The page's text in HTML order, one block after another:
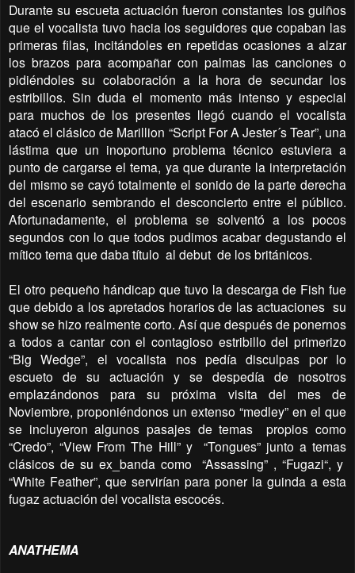
Durante su escueta actuación fueron constantes los guiños
que el vocalista tuvo hacia los seguidores que copaban las
primeras filas, incitándoles en repetidas ocasiones a alzar
los brazos para acompañar con palmas las canciones o
pidiéndoles su colaboración a la hora de secundar los
estribillos. Sin duda el momento más intenso y especial
para muchos de los presentes llegó cuando el vocalista
atacó el clásico de Marillion “Script For A Jester´s Tear”, una
lástima que un inoportuno problema técnico estuviera a
punto de cargarse el tema, ya que durante la interpretación
del mismo se cayó totalmente el sonido de la parte derecha
del escenario sembrando el desconcierto entre el público.
Afortunadamente, el problema se solventó a los pocos
segundos con lo que todos pudimos acabar degustando el
mítico tema que daba título al debut de los británicos.
El otro pequeño hándicap que tuvo la descarga de Fish fue
que debido a los apretados horarios de las actuaciones su
show se hizo realmente corto. Así que después de ponernos
a todos a cantar con el contagioso estribillo del primerizo
“Big Wedge”, el vocalista nos pedía disculpas por lo
escueto de su actuación y se despedía de nosotros
emplazándonos para su próxima visita del mes de
Noviembre, proponiéndonos un extenso “medley” en el que
se incluyeron algunos pasajes de temas
propios como
“Credo”, “View From The Hill” y
“Tongues” junto a temas
clásicos de su ex_banda como
“Assassing” , “Fugazi“, y
“White Feather”, que servirían para poner la guinda a esta
fugaz actuación del vocalista escocés.
ANATHEMA